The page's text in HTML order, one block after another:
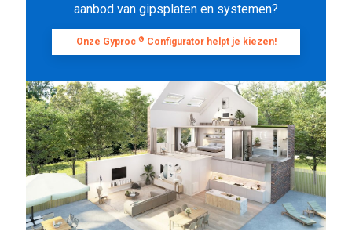
aanbod van gipsplaten en systemen?
Onze Gyproc ® Configurator helpt je kiezen!